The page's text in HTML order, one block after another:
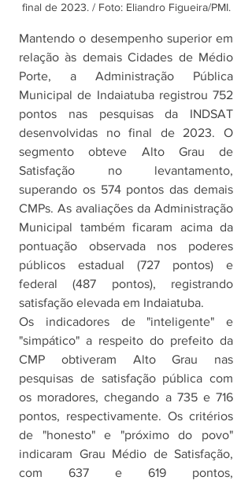
final de 2023. / Foto: Eliandro Figueira/PMI.
Mantendo o desempenho superior em
relação às demais Cidades de Médio
Porte, a Administração Pública
Municipal de Indaiatuba registrou 752
pontos nas pesquisas da INDSAT
desenvolvidas no final de 2023. O
segmento obteve Alto Grau de
Satisfação no levantamento,
superando os 574 pontos das demais
CMPs. As avaliações da Administração
Municipal também ficaram acima da
pontuação observada nos poderes
públicos estadual (727 pontos) e
federal (487 pontos), registrando
satisfação elevada em Indaiatuba.
Os indicadores de "inteligente" e
"simpático" a respeito do prefeito da
CMP obtiveram Alto Grau nas
pesquisas de satisfação pública com
os moradores, chegando a 735 e 716
pontos, respectivamente. Os critérios
de "honesto" e "próximo do povo"
indicaram Grau Médio de Satisfação,
com 637 e 619 pontos,